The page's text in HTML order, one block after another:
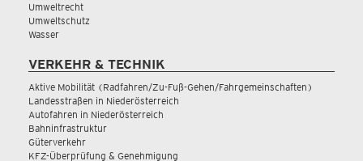
Umweltrecht
Umweltschutz
Wasser
VERKEHR & TECHNIK
Aktive Mobilität (Radfahren/Zu-Fuß-Gehen/Fahrgemeinschaften)
Landesstraßen in Niederösterreich
Autofahren in Niederösterreich
Bahninfrastruktur
Güterverkehr
KFZ-Überprüfung & Genehmigung